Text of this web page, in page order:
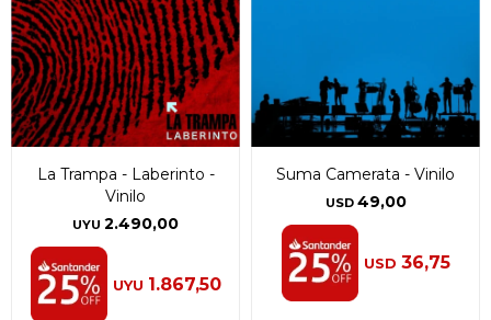
La Trampa - Laberinto -
Vinilo
UYU 2.490,00
UYU 1.867,50
Suma Camerata - Vinilo
USD 49,00
USD 36,75